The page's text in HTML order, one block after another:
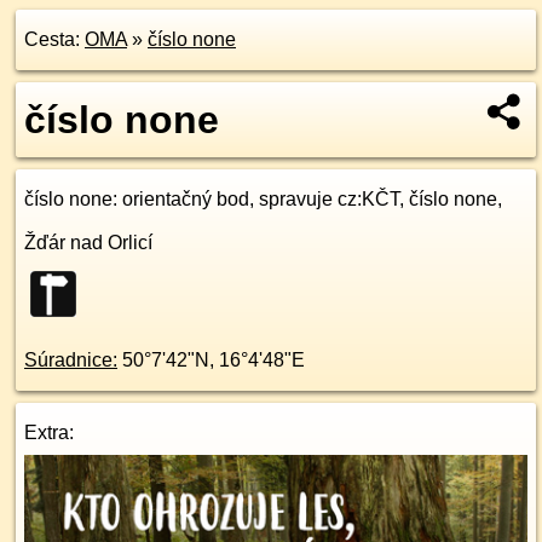
Cesta: OMA» číslo none
číslo none
číslo none: orientačný bod, spravuje cz:KČT, číslo none,
Žďár nad Orlicí
Súradnice: 50°7'42"N , 16°4'48"E
Extra: